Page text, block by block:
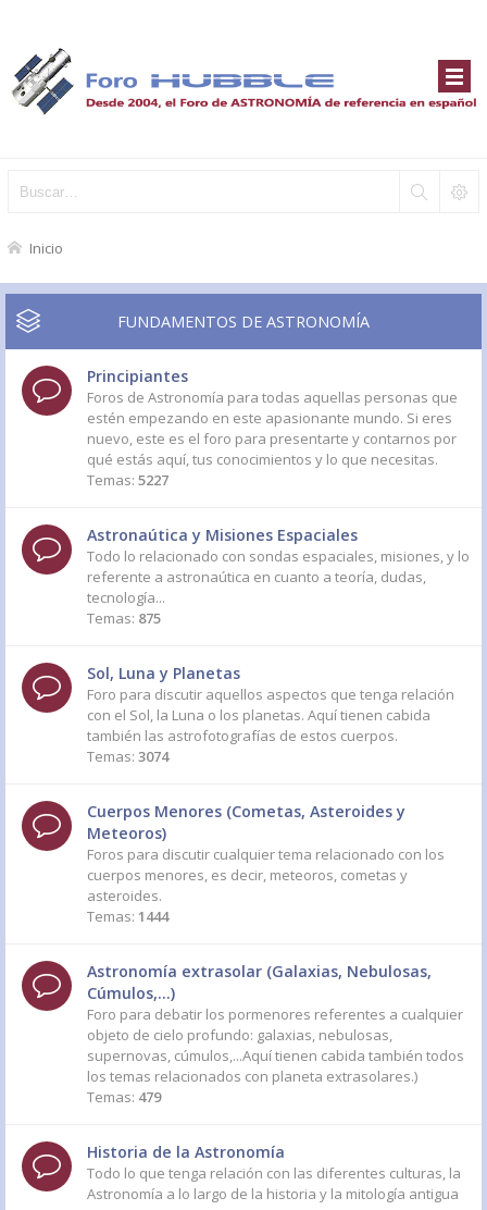
Inicio
FUNDAMENTOS DE ASTRONOMÍA
Principiantes
Foros de Astronomía para todas aquellas personas que
estén empezando en este apasionante mundo. Si eres
nuevo, este es el foro para presentarte y contarnos por
qué estás aquí, tus conocimientos y lo que necesitas.
Temas: 5227
Astronaútica y Misiones Espaciales
Todo lo relacionado con sondas espaciales, misiones, y lo
referente a astronaútica en cuanto a teoría, dudas,
tecnología...
Temas: 875
Sol, Luna y Planetas
Foro para discutir aquellos aspectos que tenga relación
con el Sol, la Luna o los planetas. Aquí tienen cabida
también las astrofotografías de estos cuerpos.
Temas: 3074
Cuerpos Menores (Cometas, Asteroides y
Meteoros)
Foros para discutir cualquier tema relacionado con los
cuerpos menores, es decir, meteoros, cometas y
asteroides.
Temas: 1444
Astronomía extrasolar (Galaxias, Nebulosas,
Cúmulos,...)
Foro para debatir los pormenores referentes a cualquier
objeto de cielo profundo: galaxias, nebulosas,
supernovas, cúmulos,...Aquí tienen cabida también todos
los temas relacionados con planeta extrasolares.)
Temas: 479
Historia de la Astronomía
Todo lo que tenga relación con las diferentes culturas, la
Astronomía a lo largo de la historia y la mitología antigua